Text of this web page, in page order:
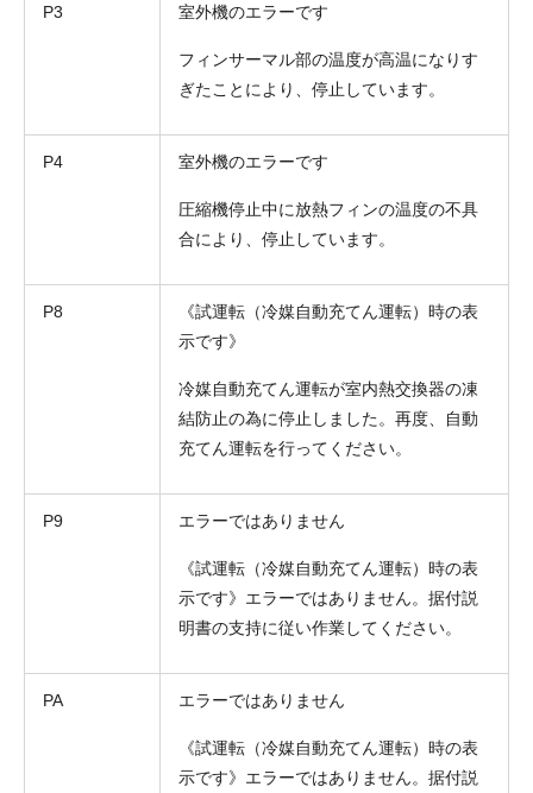
P3 室外機のエラーです
フィンサーマル部の温度が高温になりす
ぎたことにより、停止しています。
P4 室外機のエラーです
圧縮機停止中に放熱フィンの温度の不具
合により、停止しています。
P8
《試運転（冷媒自動充てん運転）時の表
示です》
冷媒自動充てん運転が室内熱交換器の凍
結防止の為に停止しました。再度、自動
充てん運転を行ってください。
P9 エラーではありません
《試運転（冷媒自動充てん運転）時の表
示です》エラーではありません。据付説
明書の支持に従い作業してください。
PA エラーではありません
《試運転（冷媒自動充てん運転）時の表
示です》エラーではありません。据付説